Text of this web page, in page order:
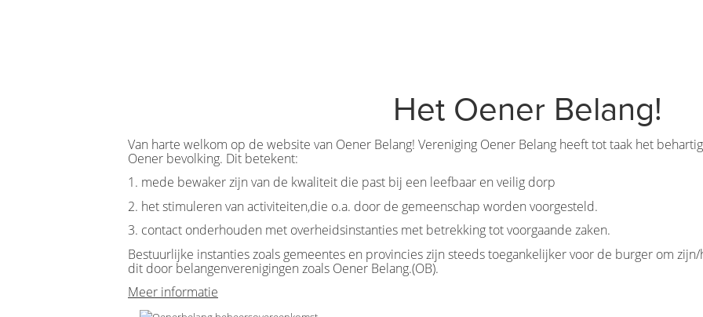
Het Oener Belang!
Van harte welkom op de website van Oener Belang! Vereniging Oener Belang heeft tot taak het
Oener bevolking. Dit betekent:
1. mede bewaker zijn van de kwaliteit die past bij een leefbaar en veilig dorp
2. het stimuleren van activiteiten,die o.a. door de gemeenschap worden voorgesteld.
3. contact onderhouden met overheidsinstanties met betrekking tot voorgaande zaken.
Bestuurlijke instanties zoals gemeentes en provincies zijn steeds toegankelijker voor de burger om
dit door belangenverenigingen zoals Oener Belang.(OB).
Meer informatie